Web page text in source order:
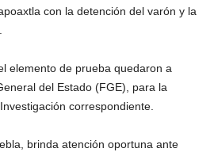
con la detención del varón y la
elemento de prueba quedaron a
del Estado (FGE), para la
correspondiente.
brinda atención oportuna ante